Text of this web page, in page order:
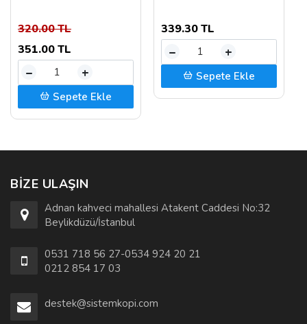
320.00 TL
351.00 TL
– +
Sepete Ekle
339.30 TL
– +
Sepete Ekle
BIZE ULAŞIN
Adnan kahveci mahallesi Atakent Caddesi No:32
Beylikdüzü/İstanbul
0531 718 56 27-0534 924 20 21
0212 854 17 03
destek@sistemkopi.com